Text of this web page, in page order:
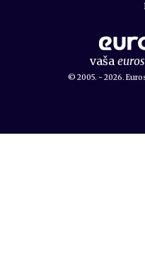
vaša
© 2005. - 2026.